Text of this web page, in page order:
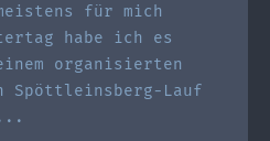
für mich
habe ich es
organisierten
Spöttleinsberg-Lauf